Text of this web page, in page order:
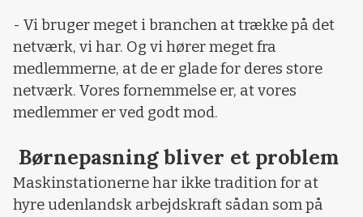
- Vi bruger meget i branchen at trække på det
netværk, vi har. Og vi hører meget fra
medlemmerne, at de er glade for deres store
netværk. Vores fornemmelse er, at vores
medlemmer er ved godt mod.
Børnepasning bliver et problem
Maskinstationerne har ikke tradition for at
hyre udenlandsk arbejdskraft sådan som på